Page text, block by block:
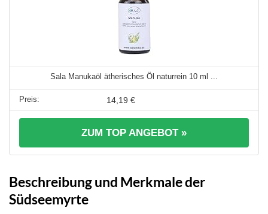
Sala Manukaöl ätherisches Öl naturrein 10 ml ...
14,19 €
ZUM TOP ANGEBOT »
Beschreibung und Merkmale der
Südseemyrte